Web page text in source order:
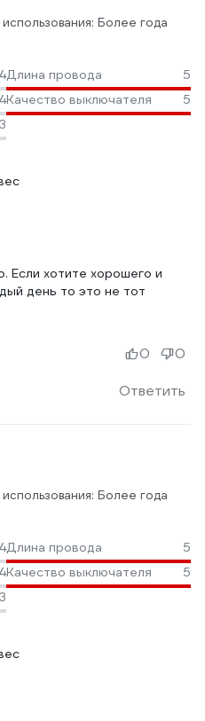
Более года
4Длина провода
5
4Качество выключателя
5
3
Если хотите хорошего и
день то это не тот
Ответить
0 0
Более года
4Длина провода
5
4Качество выключателя
5
3